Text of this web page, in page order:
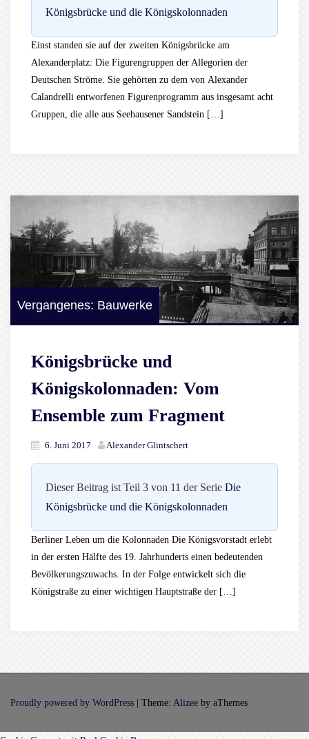
Königsbrücke und die Königskolonnaden
Einst standen sie auf der zweiten Königsbrücke am
Alexanderplatz: Die Figurengruppen der Allegorien der
Deutschen Ströme. Sie gehörten zu dem von Alexander
Calandrelli entworfenen Figurenprogramm aus insgesamt acht
Gruppen, die alle aus Seehausener Sandstein […]
Vergangenes: Bauwerke
Königsbrücke und
Königskolonnaden: Vom
Ensemble zum Fragment
6. Juni 2017 Alexander Glintschert
Dieser Beitrag ist Teil 3 von 11 der Serie Die
Königsbrücke und die Königskolonnaden
Berliner Leben um die Kolonnaden Die Königsvorstadt erlebt
in der ersten Hälfte des 19. Jahrhunderts einen bedeutenden
Bevölkerungszuwachs. In der Folge entwickelt sich die
Königstraße zu einer wichtigen Hauptstraße der […]
Proudly powered by WordPress Theme: Alizee by aThemes